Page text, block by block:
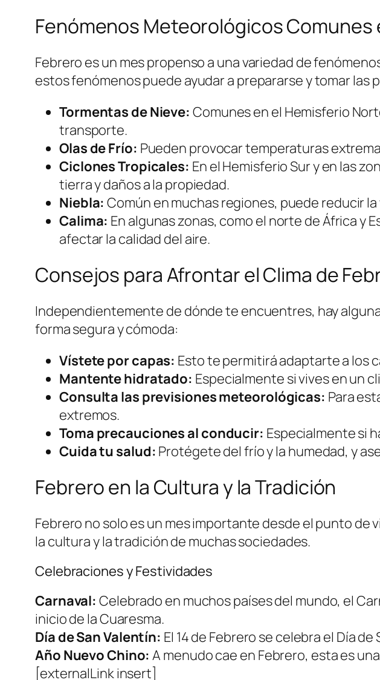
Fenómenos Meteorológicos Comunes
Febrero es un mes propenso a una variedad de
estos fenómenos puede ayudar a prepararse y tomar las
Tormentas de Nieve: Comunes en el Hemisferio
transporte.
Olas de Frío: Pueden provocar temperaturas
Ciclones Tropicales: En el Hemisferio Sur y en las
tierra y daños a la propiedad.
Niebla: Común en muchas regiones, puede reducir
Calima: En algunas zonas, como el norte de África y
afectar la calidad del aire.
Consejos para Afrontar el Clima de
Independientemente de dónde te encuentres, hay
forma segura y cómoda:
Vístete por capas: Esto te permitirá adaptarte a los
Mantente hidratado: Especialmente si vives en un
Consulta las previsiones meteorológicas: Para
extremos.
Toma precauciones al conducir: Especialmente si
Cuida tu salud: Protégete del frío y la humedad, y
Febrero en la Cultura y la Tradición
Febrero no solo es un mes importante desde el punto
la cultura y la tradición de muchas sociedades.
Celebraciones y Festividades
Carnaval: Celebrado en muchos países del mundo, el
inicio de la Cuaresma.
Día de San Valentín: El 14 de Febrero se celebra el Día
Año Nuevo Chino: A menudo cae en Febrero, esta es
[externalLink insert]